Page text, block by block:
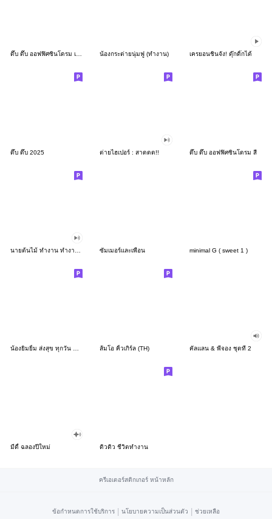
ดึ๊บ ดึ๊บ ออฟฟิศซินโดรม เก้า น้องกระต่ายนุ่มฟู (ทำงาน) เครยอนชินจัง! ดุ๊กดิ๊กได้
ดึ๊บ ดึ๊บ 2025 ต่ายไฮเปอร์ : สาดดด!! ดึ๊บ ดึ๊บ ออฟฟิศซินโดรม สี่
ซัมเมอร์และเพื่อน minimal G ( sweet 1 )
น้องยิมยิ้ม ส่งสุข ทุกวัน CutePastel THA ส้มโอ คิ้วเกิร์ล (TH) คัลแลน & พี่จอง ชุดที่ 2
มีดี้ ฉลองปีใหม่ ดิวดิว ชีวิตทำงาน
ครีเอเตอร์สติกเกอร์ หน้าหลัก
ข้อกำหนดการใช้บริการ | นโยบายความเป็นส่วนตัว | ช่วยเหลือ